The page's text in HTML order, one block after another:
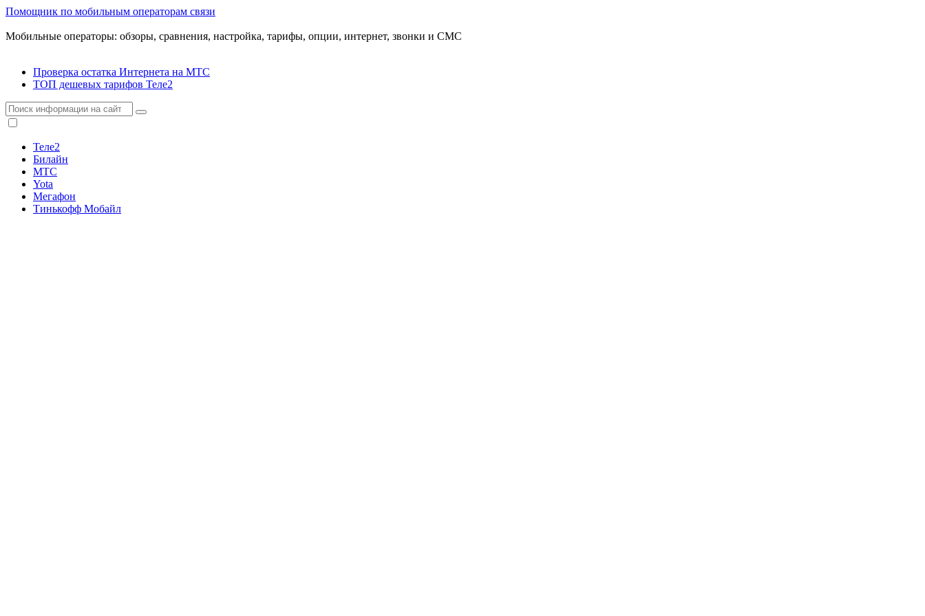
Помощник по мобильным операторам связи
Мобильные операторы: обзоры, сравнения, настройка, тарифы, опции, интернет, звонки и СМС
Проверка остатка Интернета на МТС
ТОП дешевых тарифов Теле2
Теле2
Билайн
МТС
Yota
Мегафон
Тинькофф Мобайл